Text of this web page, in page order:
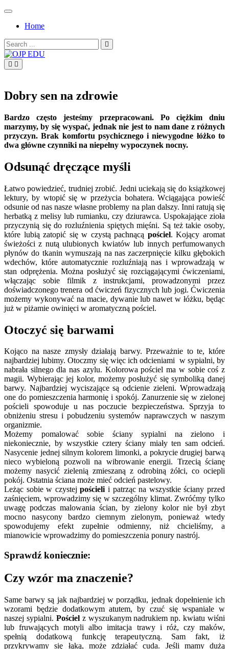
Skip
contentHome
Search
for:
Dobry sen na zdrowie
Bardzo często jesteśmy przepracowani. Po ciężkim dniu
marzymy, by się wyspać, jednak nie jest to nam dane z różnych
przyczyn. Brak komfortu psychicznego i niewygodne łóżko to
dwa główne czynniki na niepełny wypoczynek nocny.
Odsunąć dręczące myśli
Łatwo powiedzieć, trudniej zrobić. Jedni uciekają się do książkowej
lektury, by wtopić się w przeżycia bohatera. Wciągająca powieść
odsunie od nas nasze własne problemy na plan dalszy. Inni ratują się
herbatką z melisy lub rumianku, czy dziurawca. Uspokajające zioła
przyczynią się do rozluźnienia spiętych mięśni. Są też takie osoby,
które lubią zatopić się w czystą pachnącą pościel. Kojący aromat
świeżości z nutą ulubionych kwiatów lub innych perfumowanych
płynów do tkanin wymuszają na nas zaczerpnięcie kilku głębokich
wdechów, które automatycznie rozluźniają nas i wprowadzają w
stan odprężenia. Można posłużyć się rozciągającymi ćwiczeniami,
włączając sobie filmik z instrukcjami, prowadzonymi przez
doświadczonego trenera od ćwiczeń fizycznych lub jogi. Ćwiczenia
możemy wykonywać na macie, dywanie lub nawet w łóżku, będąc
już w piżamie owinięci w aromatyczną pościel.
Otoczyć się barwami
Kojąco na nasze zmysły działają barwy. Przeważnie to te, które
najbardziej lubimy. Otoczmy się więc ich odcieniami w sypialni, by
nabrała silnego dla nas azylu. Kolorowa pościel ma w sobie coś z
magii. Wybierając jej kolor, możemy posłużyć się symboliką danej
barwy. Najbardziej wyciszające są odcienie zieleni. Wprowadzają
one do pomieszczenia harmonię i spokój. Zanurzenie się w zielonej
pościeli spowoduje u nas poczucie bezpieczeństwa. Sprzyja to
obniżeniu stresu i pobudzeniu systemów naprawczych w naszym
organizmie.
Możemy pomalować sobie ściany sypialni na zielono i
niekoniecznie, by wszystkie cztery ściany miały ten sam odcień.
Nasycenie jednej silnym kolorem limonki, a pokrycie drugiej barwą
nieco wybieloną pozwoli na wibrowanie energii. Trzecią ścianę
możemy nasycić zielenią zmieszaną z odrobiną żółci, co ociepli
pokój. Ostatnia ściana może mieć odcień pastelowy.
Leżąc sobie w czystejpościelii patrząc na wszystkie ściany przed
zaśnięciem, wprowadzimy się w szczególny klimat. Zwróćmy tylko
uwagę podczas malowania ścian, by zielony kolor nie był zbyt
mocno nasycony bardzo ciemnym zielonym, ponieważ wtedy
spowodujemy efekt zupełnie odmienny, niż chcieliśmy, a
mianowicie wprowadzimy do pomieszczenia ponury nastrój.
Sprawdź koniecznie:
Czy wzór ma znaczenie?
Same barwy są jak najbardziej w porządku, jednak dopełnienie ich
wzorami będzie dodatkowym atutem, by czuć się wspaniale w
naszej sypialni. Pościel z wyszukanym nadrukiem np. kwiatu wiśni
lub fruwających motyli albo imitacja trawy i róż, czy maków,
spełnią dodatkową funkcję terapeutyczną. Sam fakt, iż
przykrywamy się łąką, może zdziałać cuda. Jeśli mamy dużą